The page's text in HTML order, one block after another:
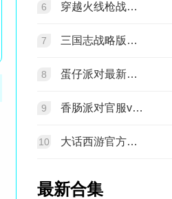
6 穿越火线枪战王者最新版1.0.540.840 官服
7 三国志战略版官服v2081.1730 最新版本
8 蛋仔派对最新版v1.0.282 网易官方版
9 香肠派对官服v24.14 正式服
10 大话西游官方正版v2.1.436 安卓最新版
最新合集